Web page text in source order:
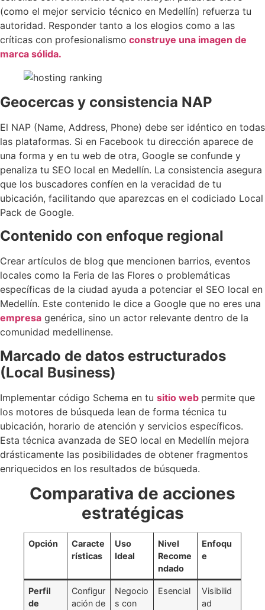
(como el mejor servicio técnico en Medellín) refuerza tu
autoridad. Responder tanto a los elogios como a las
críticas con profesionalismo construye una imagen de
marca sólida.
Geocercas y consistencia NAP
El NAP (Name, Address, Phone) debe ser idéntico en todas
las plataformas. Si en Facebook tu dirección aparece de
una forma y en tu web de otra, Google se confunde y
penaliza tu SEO local en Medellín. La consistencia asegura
que los buscadores confíen en la veracidad de tu
ubicación, facilitando que aparezcas en el codiciado Local
Pack de Google.
Contenido con enfoque regional
Crear artículos de blog que mencionen barrios, eventos
locales como la Feria de las Flores o problemáticas
específicas de la ciudad ayuda a potenciar el SEO local en
Medellín. Este contenido le dice a Google que no eres una
empresa genérica, sino un actor relevante dentro de la
comunidad medellinense.
Marcado de datos estructurados
(Local Business)
Implementar código Schema en tu sitio web permite que
los motores de búsqueda lean de forma técnica tu
ubicación, horario de atención y servicios específicos.
Esta técnica avanzada de SEO local en Medellín mejora
drásticamente las posibilidades de obtener fragmentos
enriquecidos en los resultados de búsqueda.
Comparativa de acciones
estratégicas
Opción
Caracte
rísticas
Uso
Ideal
Nivel
Recome
ndado
Enfoqu
e
Perfil
de
Configur
ación de
Negocio
s con
Esencial
Visibilid
ad